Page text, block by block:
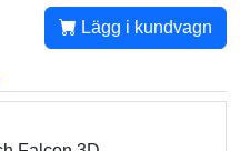
Lägg i kundvagn